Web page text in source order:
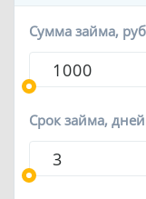
Сумма займа,
Срок займа, дней